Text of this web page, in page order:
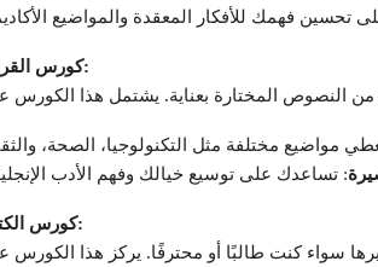
كورس القراءة:
كورس الكتابة: